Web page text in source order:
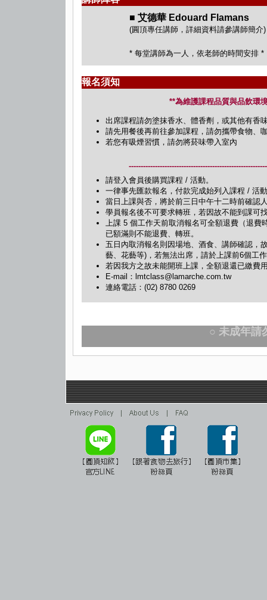
■ 艾德華 Edouard Flamans
(圓頂專任講師，詳細資料請參講師簡介)
* 每堂講師為一人，依老師的時間安排 *
報名須知
**為維護課程品質與品飲環
出席課程請勿塗抹香水、體香劑，或其他有香
請先用餐後再前往參加課程，請勿攜帶食物、
若您有吸煙習慣，請勿將菸味帶入室內
請登入會員後購買課程 / 活動。
一律事先匯款報名，付款完成始列入課程 / 活
當日上課與否，將於前三日中午十二時前確認
學員報名後不可要求轉班，若因故不能到課可
上課 5 個工作天前取消報名可全額退費（退費
已額滿則不能退費、轉班。
五日內取消報名則因場地、酒食、講師確認，
藝、花藝等)，若無法出席，請於上課前6個工
若因我方之故未能開班上課，全額退還已繳費
E-mail：lmtclass@lamarche.com.tw
連絡電話：(02) 8780 0269
○ 未成年請